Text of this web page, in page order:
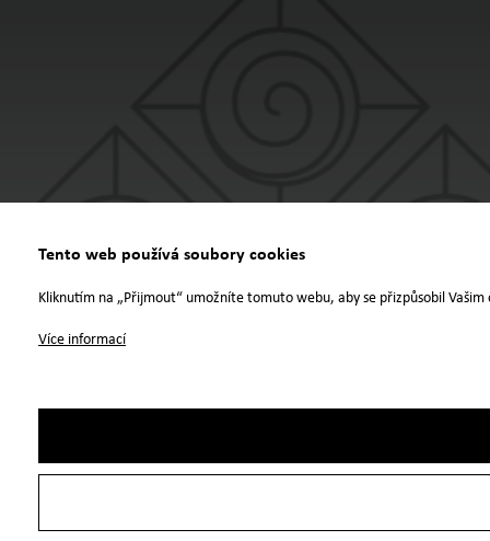
Tento web používá soubory cookies
Kliknutím na „Přijmout“ umožníte tomuto webu, aby se přizpůsobil
Více informací